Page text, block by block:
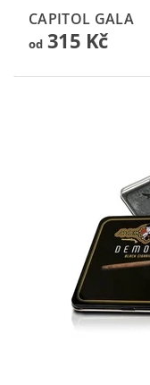
CAPITOL GALA
od315 Kč